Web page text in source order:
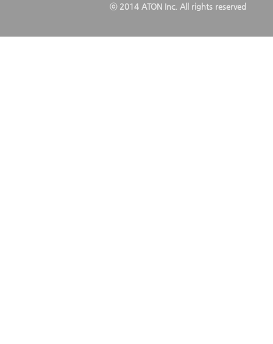
ⓒ 2014 ATON Inc. All rights reserved